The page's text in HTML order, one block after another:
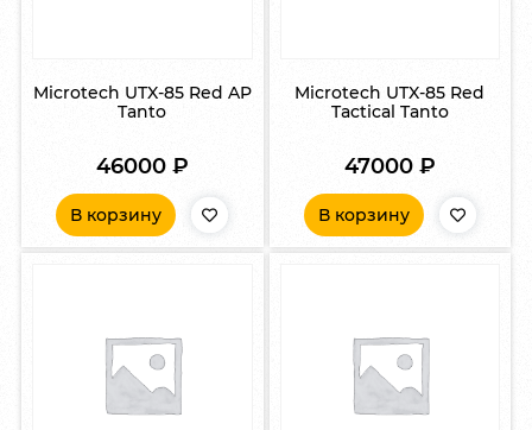
Microtech UTX-85 Red AP
Tanto
46000 ₽
В корзину
Microtech UTX-85 Red
Tactical Tanto
47000 ₽
В корзину